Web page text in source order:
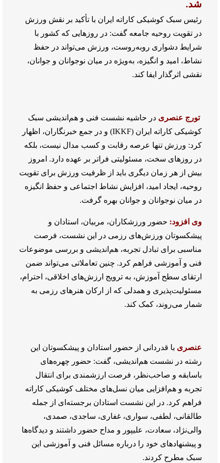
شد.
رئیس سبک کوشیکی کاراته ایران با تأکید بر نقش ورزش
در تقویت روحیه جامعه گفت: در روزهایی که کشور با
شرایط دشواری روبه‌روست، ورزش می‌تواند در حفظ
نشاط، امید و انگیزه، به‌ویژه در میان نوجوانان و جوانان،
نقشی اثرگذار ایفا کند.
تورج عنصری در حاشیه نشست فنی و هم‌اندیشی سبک
کوشیکی کاراته ایران (IKKF) و در جمع خبرنگاران، اظهار
کرد: ورزش تنها عرصه رقابت و کسب مدال نیست، بلکه
در روزهای سخت، مسئولیتی فراتر بر عهده دارد. امروز
بیش از هر زمان دیگری باید از ظرفیت ورزش برای تقویت
روحیه، ایجاد امید، افزایش نشاط اجتماعی و حفظ انگیزه
در میان نوجوانان و جوانان بهره گرفت.
وی افزود: حضور ورزشکاران، مربیان، استادان و
پیشکسوتان ورزش‌های رزمی در این نشست، فرصت
مناسبی برای تبادل تجربه، هم‌اندیشی و بررسی موضوعات
فنی و آموزشی فراهم کرد. چنین تعاملاتی می‌تواند ضمن
ارتقای سطح آموزش، به ترویج ارزش‌های اخلاقی، احترام،
مسئولیت‌پذیری و همدلی که از ارکان هنرهای رزمی به
شمار می‌روند، کمک کند.
عنصری با قدردانی از حضور استادان و پیشکسوتان این
رشته در نشست هم‌اندیشی، گفت: حضور چهره‌های
باسابقه و صاحب‌نظر، فرصت ارزشمندی برای انتقال
تجربه و هم‌افزایی میان نسل‌های مختلف کوشیکی کاراته
فراهم کرد. در این نشست استادان برجسته‌ای از جمله
طالقانی، لطفی، سواری، غفاری، ساجدی، صمدی،
والی‌نژاد، سعادت، علیپور و مداح حضور داشتند و دیدگاه‌ها
و پیشنهادهای خود را درباره مسائل فنی و آموزشی این
سبک مطرح کردند.